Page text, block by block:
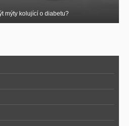
mýty kolující o diabetu?